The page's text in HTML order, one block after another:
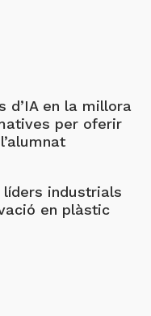
d’IA en la millora
per oferir
industrials
en plàstic